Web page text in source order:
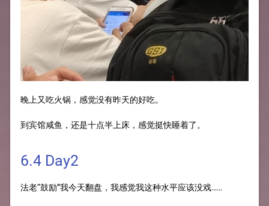
晚上又吃火锅，感觉没有昨天的好吃。
到宾馆咸鱼，还是十点半上床，感觉挺快睡着了。
6.4 Day2
法老“鼓励”我今天翻盘，我感觉我这种水平应该没戏……